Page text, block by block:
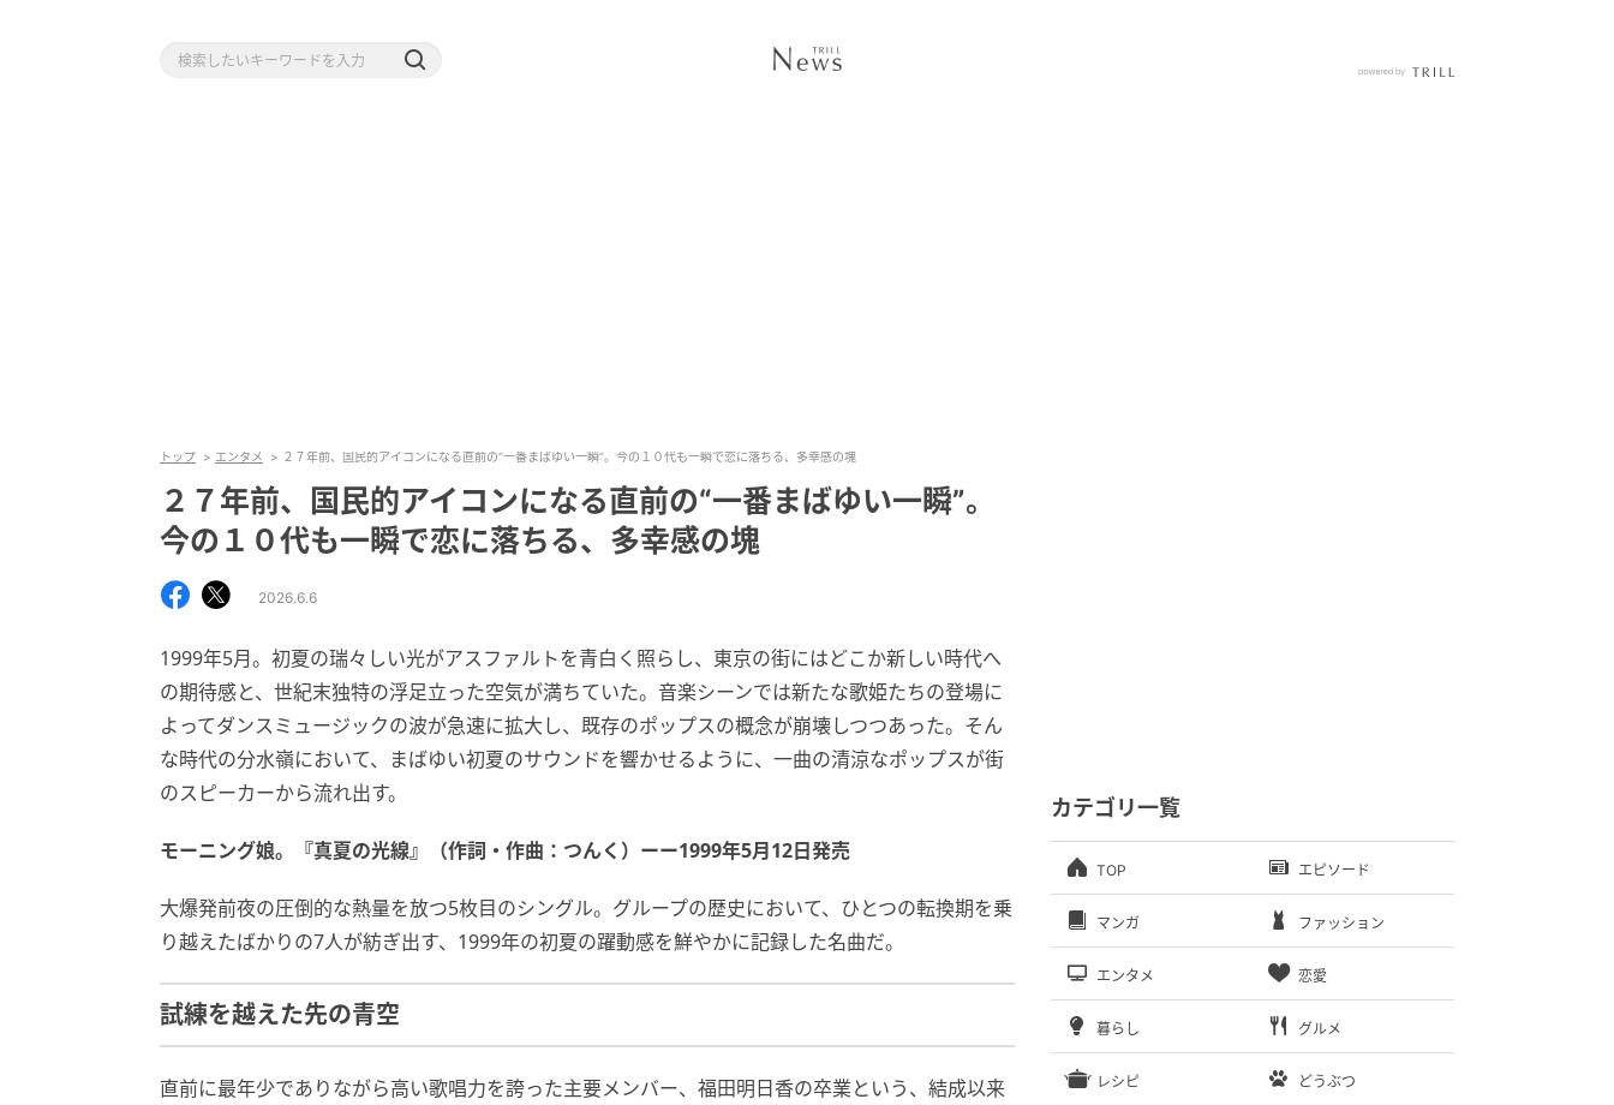
トップ エンタメ ２７年前、国民的アイコンになる直前の“一番まばゆい一瞬”。今の１０代も一瞬で恋に落ちる、多幸感の塊
２７年前、国民的アイコンになる直前の“一番まばゆい一瞬”。
今の１０代も一瞬で恋に落ちる、多幸感の塊
2026.6.6
1999年5月。初夏の瑞々しい光がアスファルトを青白く照らし、東京の街にはどこか新しい時代へ
の期待感と、世紀末独特の浮足立った空気が満ちていた。音楽シーンでは新たな歌姫たちの登場に
よってダンスミュージックの波が急速に拡大し、既存のポップスの概念が崩壊しつつあった。そん
な時代の分水嶺において、まばゆい初夏のサウンドを響かせるように、一曲の清涼なポップスが街
のスピーカーから流れ出す。
モーニング娘。『真夏の光線』（作詞・作曲：つんく）ーー1999年5月12日発売
大爆発前夜の圧倒的な熱量を放つ5枚目のシングル。グループの歴史において、ひとつの転換期を乗
り越えたばかりの7人が紡ぎ出す、1999年の初夏の躍動感を鮮やかに記録した名曲だ。
試練を越えた先の青空
直前に最年少でありながら高い歌唱力を誇った主要メンバー、福田明日香の卒業という、結成以来
カテゴリ一覧
TOP エピソード
マンガ ファッション
エンタメ 恋愛
暮らし グルメ
レシピ どうぶつ